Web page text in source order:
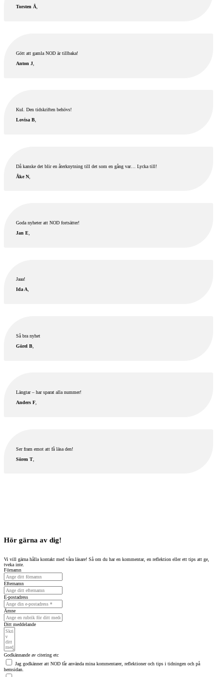
Torsten Å,
Gött att gamla NOD är tillbaka!
Anton J,
Kul. Den tidskriften behövs!
Lovisa B,
Då kanske det blir en återknytning till det som en gång var… Lycka till!
Åke N,
Goda nyheter att NOD fortsätter!
Jan E,
Jaaa!
Ida A,
Så bra nyhet
Görel B,
Längtar – har sparat alla nummer!
Anders F,
Ser fram emot att få läsa den!
Sören T,
Hör gärna av dig!
Vi vill gärna hålla kontakt med våra läsare! Så om du har en kommentar, en reflektion eller ett tips att ge,
tveka inte.
Förnamn
Efternamn
E-postadress
Ämne
Ditt meddelande
Godkännande av citering etc
Jag godkänner att NOD får använda mina kommentarer, reflektioner och tips i tidningen och på
hemsidan.